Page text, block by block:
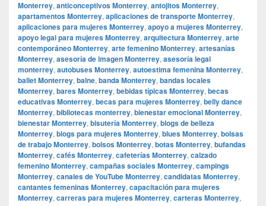
Monterrey, anticonceptivos Monterrey, antojitos Monterrey,
apartamentos Monterrey, aplicaciones de transporte Monterrey,
aplicaciones para mujeres Monterrey, apoyo a mujeres Monterrey,
apoyo legal para mujeres Monterrey, arquitectura Monterrey, arte
contemporáneo Monterrey, arte femenino Monterrey, artesanías
Monterrey, asesoría de imagen Monterrey, asesoría legal
monterrey, autobuses Monterrey, autoestima femenina Monterrey,
ballet Monterrey, balne, banda Monterrey, bandas locales
Monterrey, bares Monterrey, bebidas típicas Monterrey, becas
educativas Monterrey, becas para mujeres Monterrey, belly dance
Monterrey, bibliotecas monterrey, bienestar emocional Monterrey,
bienestar Monterrey, bisutería Monterrey, blogs de belleza
Monterrey, blogs para mujeres Monterrey, blues Monterrey, bolsas
de trabajo Monterrey, bolsos Monterrey, botas Monterrey, bufandas
Monterrey, cafés Monterrey, cafeterías Monterrey, calzado
femenino Monterrey, campañas sociales Monterrey, campings
Monterrey, canales de YouTube Monterrey, candidatas Monterrey,
cantantes femeninas Monterrey, capacitación para mujeres
Monterrey, carreras para mujeres Monterrey, carteras Monterrey,